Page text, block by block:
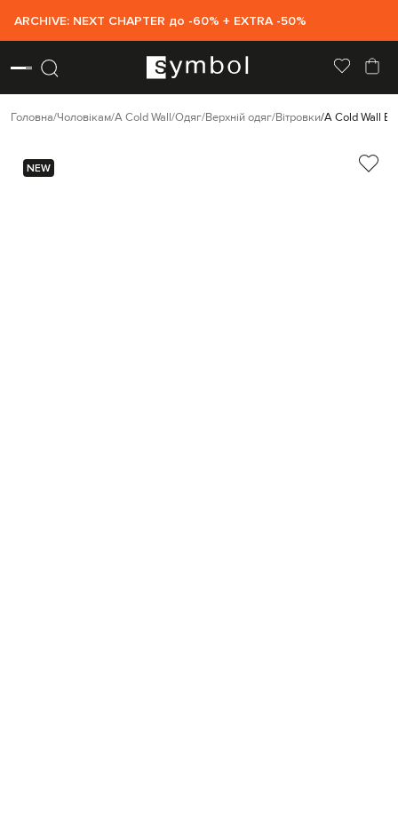
ARCHIVE: NEXT CHAPTER до -60% + EXTRA -50%
Головна Чоловікам A Cold Wall Одяг Верхній одяг Вітровки A Cold Wall
NEW